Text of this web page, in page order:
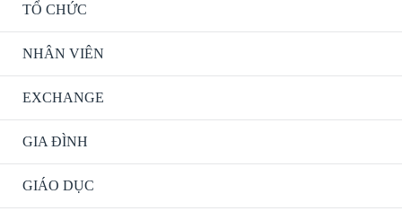
TỔ CHỨC
NHÂN VIÊN
EXCHANGE
GIA ĐÌNH
GIÁO DỤC